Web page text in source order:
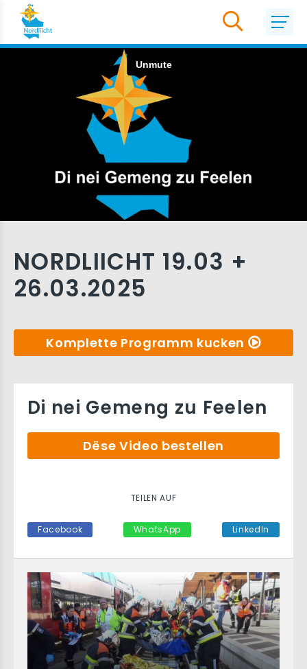
NORDLIICHT 19.03 +
26.03.2025
Komplette Programm kucken
Di nei Gemeng zu Feelen
Dëse Video bestellen
TEILEN AUF
Facebook WhatsApp LinkedIn